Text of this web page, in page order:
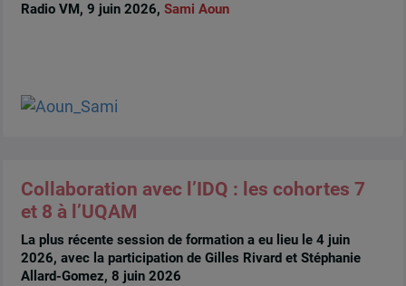
Radio VM, 9 juin 2026, Sami Aoun
Collaboration avec l’IDQ : les cohortes 7
et 8 à l’UQAM
La plus récente session de formation a eu lieu le 4 juin
2026, avec la participation de Gilles Rivard et Stéphanie
Allard-Gomez, 8 juin 2026